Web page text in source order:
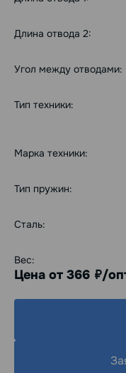
Длина отвода 2:
Угол между отводами:
Тип техники:
Марка техники:
Тип пружин:
Сталь:
Вес:
Цена от 366 руб./